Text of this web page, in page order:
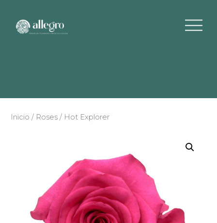
Inicio / Roses / Hot Explorer